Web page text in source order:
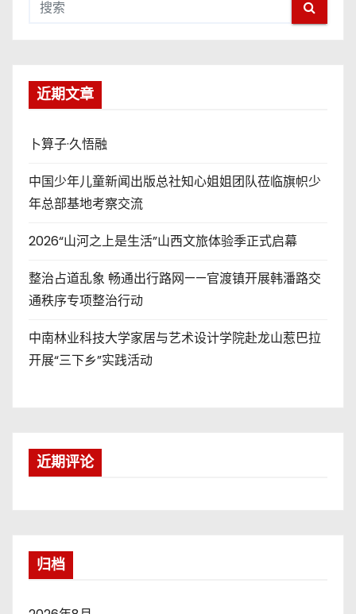
近期文章
卜算子·久悟融
中国少年儿童新闻出版总社知心姐姐团队莅临旗帜少
年总部基地考察交流
2026“山河之上是生活”山西文旅体验季正式启幕
整治占道乱象 畅通出行路网——官渡镇开展韩潘路交
通秩序专项整治行动
中南林业科技大学家居与艺术设计学院赴龙山惹巴拉
开展“三下乡”实践活动
近期评论
归档